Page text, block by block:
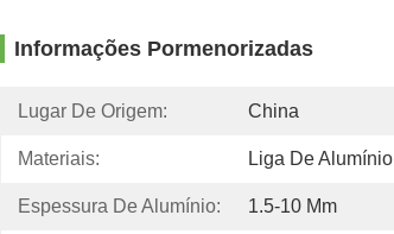
Informações Pormenorizadas
Lugar De Origem: China
Materiais: Liga De Alumínio
Espessura De Alumínio: 1.5-10 Mm